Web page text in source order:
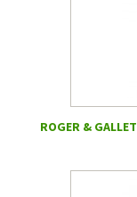
ROGER & GALLET